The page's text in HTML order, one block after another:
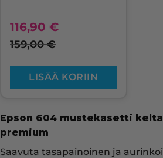
116,90 €
159,00€
LISÄÄ KORIIN
Epson 604 mustekasetti
premium
Saavuta tasapainoinen ja